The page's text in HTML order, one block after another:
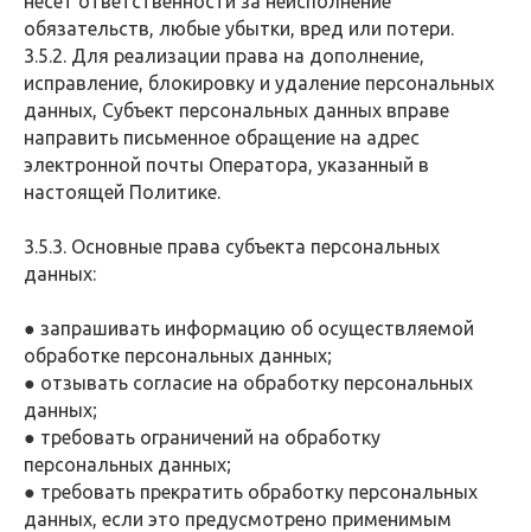
обязательств, любые убытки, вред или потери.
3.5.2. Для реализации права на дополнение,
исправление, блокировку и удаление персональных
данных, Субъект персональных данных вправе
направить письменное обращение на адрес
электронной почты Оператора, указанный в
настоящей Политике.
3.5.3. Основные права субъекта персональных
данных:
● запрашивать информацию об осуществляемой
обработке персональных данных;
● отзывать согласие на обработку персональных
данных;
● требовать ограничений на обработку
персональных данных;
● требовать прекратить обработку персональных
данных, если это предусмотрено применимым